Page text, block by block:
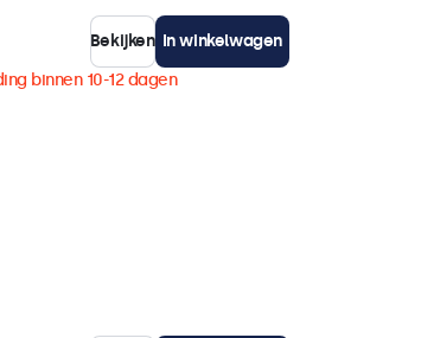
Bekijken In winkelwagen
binnen 10-12 dagen